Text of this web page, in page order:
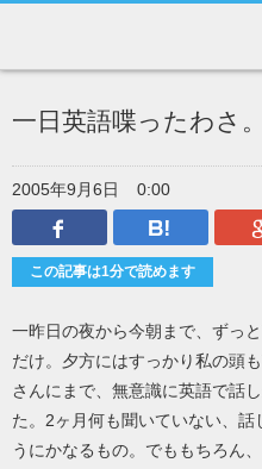
一日英語喋ったわさ。
2005年9月6日
0:00
Facebook
この記事は1分で読めます
一昨日の夜から今朝まで、ずっ
だけ。夕方にはすっかり私の頭
さんにまで、無意識に英語で話
た。2ヶ月何も聞いていない、
うにかなるもの。でももちろん